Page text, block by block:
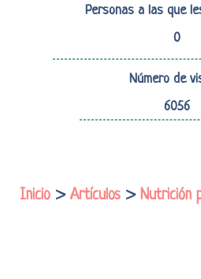
Personas a las que
0
Número de
6056
Inicio > Artículos > Nutrición